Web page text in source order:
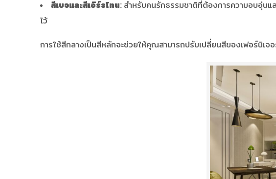
สีเบจและสีเอิร์ธโทน: สำหรับคนรักธรรมชาติที่ต้องการความอบอุ่นแ
ไว้
การใช้สีกลางเป็นสีหลักจะช่วยให้คุณสามารถปรับเปลี่ยนสีของเฟอร์นิเ